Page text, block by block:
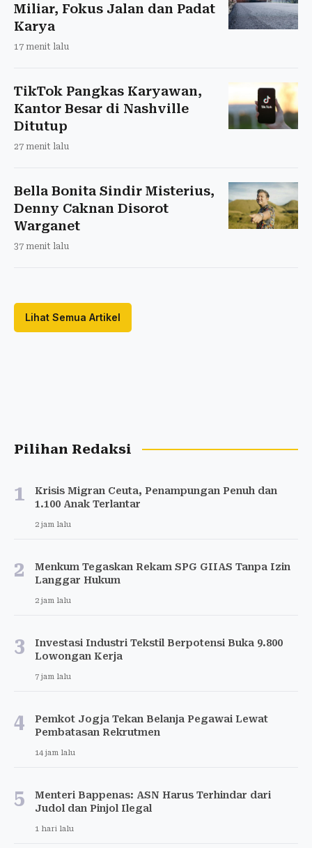
Miliar, Fokus Jalan dan Padat
Karya
17 menit lalu
TikTok Pangkas Karyawan,
Kantor Besar di Nashville
Ditutup
27 menit lalu
Bella Bonita Sindir Misterius,
Denny Caknan Disorot
Warganet
37 menit lalu
Lihat Semua Artikel
Pilihan Redaksi
1
Krisis Migran Ceuta, Penampungan Penuh dan
1.100 Anak Terlantar
2 jam lalu
2
Menkum Tegaskan Rekam SPG GIIAS Tanpa Izin
Langgar Hukum
2 jam lalu
3
Investasi Industri Tekstil Berpotensi Buka 9.800
Lowongan Kerja
7 jam lalu
4
Pemkot Jogja Tekan Belanja Pegawai Lewat
Pembatasan Rekrutmen
14 jam lalu
5
Menteri Bappenas: ASN Harus Terhindar dari
Judol dan Pinjol Ilegal
1 hari lalu